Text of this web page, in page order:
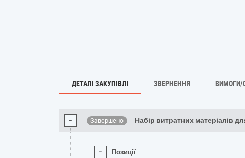
ДЕТАЛІ ЗАКУПІВЛІ ЗВЕРНЕННЯ ВИМОГИ/
- Завершено Набір витратних матеріалів
- Позиції